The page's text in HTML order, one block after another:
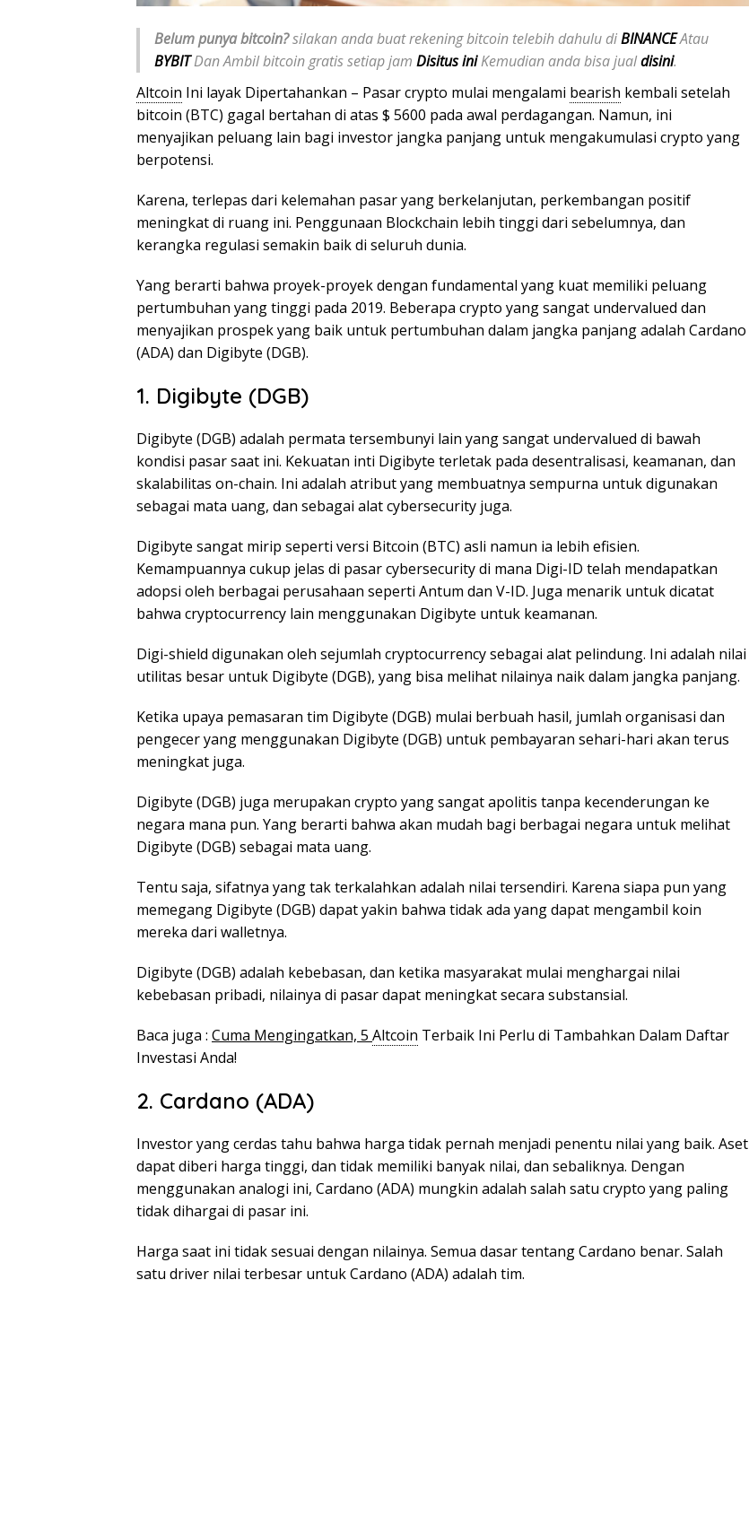
Belum punya bitcoin?silakan anda buat rekening bitcoin telebih dahulu diBINANCEAtau
BYBITDan Ambil bitcoin gratis setiap jam Disitus iniKemudian anda bisa jualdisini.
Altcoin Ini layak Dipertahankan – Pasar crypto mulai mengalami bearish kembali setelah
bitcoin (BTC) gagal bertahan di atas $ 5600 pada awal perdagangan. Namun, ini
menyajikan peluang lain bagi investor jangka panjang untuk mengakumulasi crypto yang
berpotensi.
Karena, terlepas dari kelemahan pasar yang berkelanjutan, perkembangan positif
meningkat di ruang ini. Penggunaan Blockchain lebih tinggi dari sebelumnya, dan
kerangka regulasi semakin baik di seluruh dunia.
Yang berarti bahwa proyek-proyek dengan fundamental yang kuat memiliki peluang
pertumbuhan yang tinggi pada 2019. Beberapa crypto yang sangat undervalued dan
menyajikan prospek yang baik untuk pertumbuhan dalam jangka panjang adalah Cardano
(ADA) dan Digibyte (DGB).
1. Digibyte (DGB)
Digibyte (DGB) adalah permata tersembunyi lain yang sangat undervalued di bawah
kondisi pasar saat ini. Kekuatan inti Digibyte terletak pada desentralisasi, keamanan, dan
skalabilitas on-chain. Ini adalah atribut yang membuatnya sempurna untuk digunakan
sebagai mata uang, dan sebagai alat cybersecurity juga.
Digibyte sangat mirip seperti versi Bitcoin (BTC) asli namun ia lebih efisien.
Kemampuannya cukup jelas di pasar cybersecurity di mana Digi-ID telah mendapatkan
adopsi oleh berbagai perusahaan seperti Antum dan V-ID. Juga menarik untuk dicatat
bahwa cryptocurrency lain menggunakan Digibyte untuk keamanan.
Digi-shield digunakan oleh sejumlah cryptocurrency sebagai alat pelindung. Ini adalah nilai
utilitas besar untuk Digibyte (DGB), yang bisa melihat nilainya naik dalam jangka panjang.
Ketika upaya pemasaran tim Digibyte (DGB) mulai berbuah hasil, jumlah organisasi dan
pengecer yang menggunakan Digibyte (DGB) untuk pembayaran sehari-hari akan terus
meningkat juga.
Digibyte (DGB) juga merupakan crypto yang sangat apolitis tanpa kecenderungan ke
negara mana pun. Yang berarti bahwa akan mudah bagi berbagai negara untuk melihat
Digibyte (DGB) sebagai mata uang.
Tentu saja, sifatnya yang tak terkalahkan adalah nilai tersendiri. Karena siapa pun yang
memegang Digibyte (DGB) dapat yakin bahwa tidak ada yang dapat mengambil koin
mereka dari walletnya.
Digibyte (DGB) adalah kebebasan, dan ketika masyarakat mulai menghargai nilai
kebebasan pribadi, nilainya di pasar dapat meningkat secara substansial.
Baca juga : Cuma Mengingatkan, 5 Altcoin Terbaik Ini Perlu di Tambahkan Dalam Daftar
Investasi Anda!
2. Cardano (ADA)
Investor yang cerdas tahu bahwa harga tidak pernah menjadi penentu nilai yang baik. Aset
dapat diberi harga tinggi, dan tidak memiliki banyak nilai, dan sebaliknya. Dengan
menggunakan analogi ini, Cardano (ADA) mungkin adalah salah satu crypto yang paling
tidak dihargai di pasar ini.
Harga saat ini tidak sesuai dengan nilainya. Semua dasar tentang Cardano benar. Salah
satu driver nilai terbesar untuk Cardano (ADA) adalah tim.